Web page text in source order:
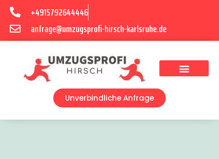
+4915792644446
anfrage@umzugsprofi-hirsch-karlsruhe.de
Unverbindliche Anfrage